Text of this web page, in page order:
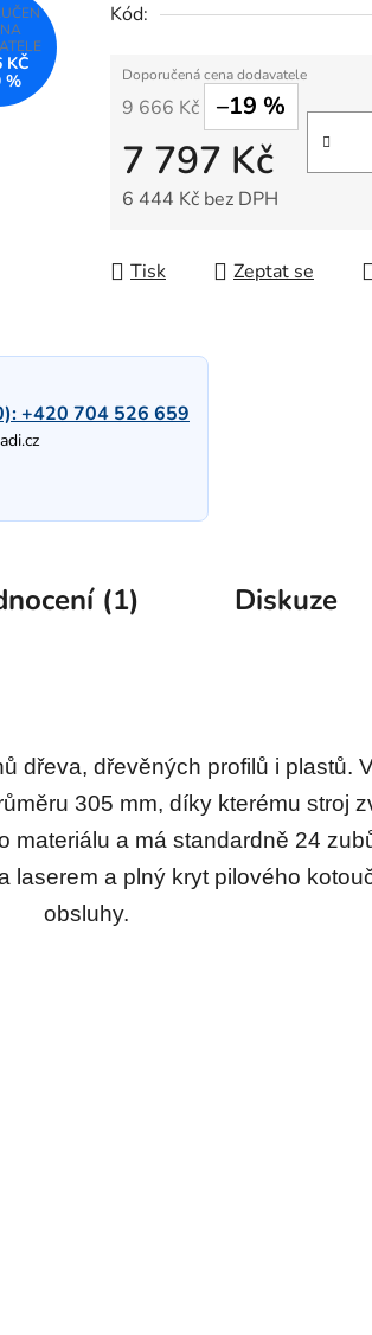
Kód:
9 666 Kč –19 %
7 797 Kč
6 444 Kč bez DPH
Tisk Zeptat se
KČ
%
+420 704 526 659
(1) Diskuze
dřeva, dřevěných profilů i plastů.
305 mm, díky kterému stroj
a má standardně 24
laserem a plný kryt pilového
obsluhy.